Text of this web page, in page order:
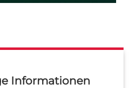
Informationen